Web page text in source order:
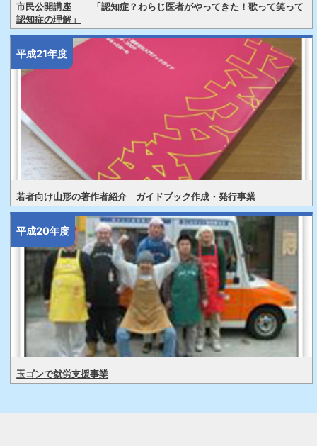
市民公開講座 「認知症？わらじ医者がやってきた！歌って笑って
認知症の理解」
平成21年度
若者向け山形の著作者紹介 ガイドブック作成・発行事業
平成20年度
玉ゴンで就労支援事業